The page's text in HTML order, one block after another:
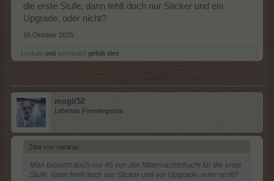
die erste Stufe, dann fehlt doch nur Sticker und ein
Upgrade, oder nicht?
16 Oktober 2025
Leokay und jemesa53 gefällt dies.
mogli52
Lebende Forenlegende
Zitat von naranja: ↑
Man braucht doch nur 45 von der Mitternachtsfrucht für die erste
Stufe, dann fehlt doch nur Sticker und ein Upgrade, oder nicht?